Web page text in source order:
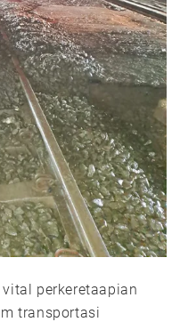
perkeretaapian
transportasi